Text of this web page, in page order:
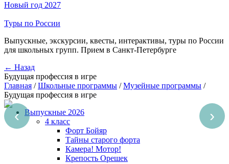
Новый год 2027
Туры по России
Выпускные, экскурсии, квесты, интерактивы, туры по России
для школьных групп. Прием в Санкт-Петербурге
← Назад
Будущая профессия в игре
Главная / Школьные программы / Музейные программы /
Будущая профессия в игре
‹ ›
Выпускные 2026
4 класс
Форт Бойяр
Тайны старого форта
Камера! Мотор!
Крепость Орешек